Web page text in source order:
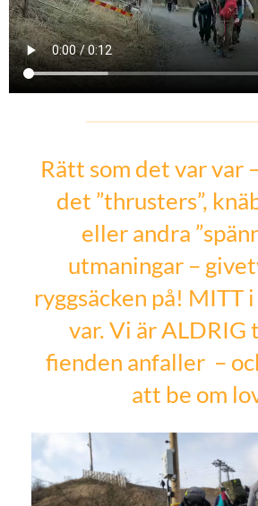
Rätt som det var var
det ”thrusters”,
eller andra
utmaningar –
ryggsäcken på! MITT
var. Vi är ALDRIG
fienden anfaller –
att be om